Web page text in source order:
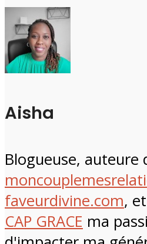
Aisha
Blogueuse, auteure
faveurdivine.com,
CAP GRACE ma